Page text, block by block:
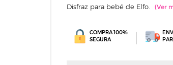
Disfraz para bebé de Elfo.
COMPRA 100%
SEGURA